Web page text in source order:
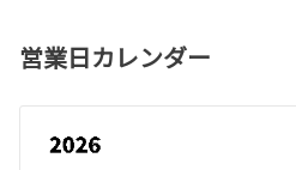
営業日カレンダー